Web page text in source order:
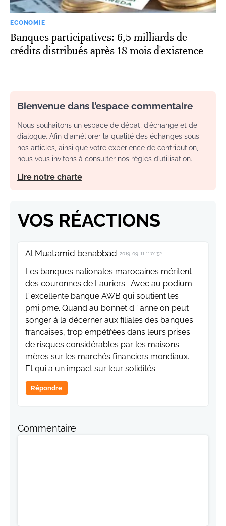
ECONOMIE
Banques participatives: 6,5 milliards de
crédits distribués après 18 mois d'existence
Bienvenue dans l’espace commentaire
Nous souhaitons un espace de débat, d’échange et de
dialogue. Afin d'améliorer la qualité des échanges sous
nos articles, ainsi que votre expérience de contribution,
nous vous invitons à consulter nos règles d’utilisation.
Lire notre charte
VOS RÉACTIONS
Al Muatamid benabbad 2019-09-11 11:01:52
Les banques nationales marocaines méritent
des couronnes de Lauriers . Avec au podium
l' excellente banque AWB qui soutient les
pmi pme. Quand au bonnet d ' anne on peut
songer à la décerner aux filiales des banques
francaises, trop empétŕées dans leurs prises
de risques considérables par les maisons
mères sur les marchés fînanciers mondiaux.
Et qui a un impact sur leur solidités .
Répondre
Commentaire